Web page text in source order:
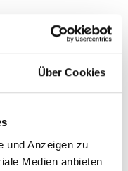
Über Cookies
und Anzeigen zu
Medien anbieten